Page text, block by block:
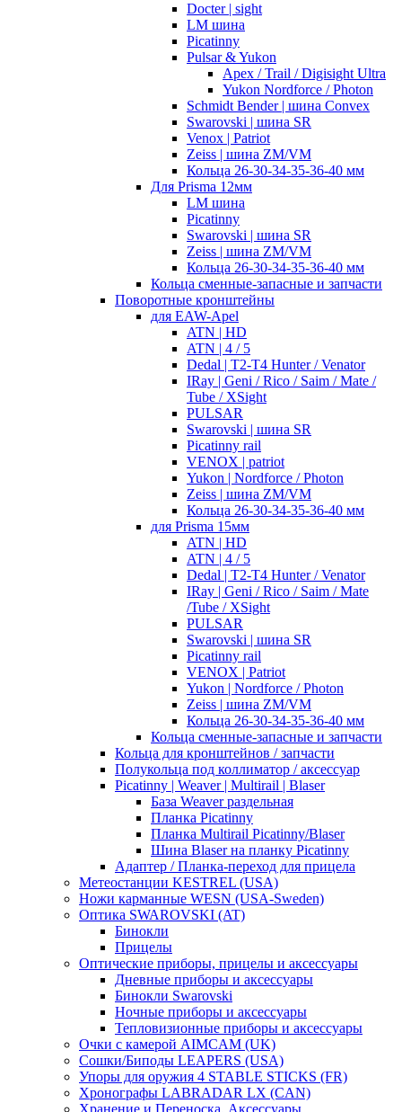
Docter | sight
LM шина
Picatinny
Pulsar & Yukon
Apex / Trail / Digisight Ultra
Yukon Nordforce / Photon
Schmidt Bender | шина Convex
Swarovski | шина SR
Venox | Patriot
Zeiss | шина ZM/VM
Кольца 26-30-34-35-36-40 мм
Для Prisma 12мм
LM шина
Picatinny
Swarovski | шина SR
Zeiss | шина ZM/VM
Кольца 26-30-34-35-36-40 мм
Кольца сменные-запасные и запчасти
Поворотные кронштейны
для EAW-Apel
ATN | HD
ATN | 4 / 5
Dedal | T2-T4 Hunter / Venator
IRay | Geni / Rico / Saim / Mate /
Tube / XSight
PULSAR
Swarovski | шина SR
Picatinny rail
VENOX | patriot
Yukon | Nordforce / Photon
Zeiss | шина ZM/VM
Кольца 26-30-34-35-36-40 мм
для Prisma 15мм
ATN | HD
ATN | 4 / 5
Dedal | T2-T4 Hunter / Venator
IRay | Geni / Rico / Saim / Mate
/Tube / XSight
PULSAR
Swarovski | шина SR
Picatinny rail
VENOX | Patriot
Yukon | Nordforce / Photon
Zeiss | шина ZM/VM
Кольца 26-30-34-35-36-40 мм
Кольца сменные-запасные и запчасти
Кольца для кронштейнов / запчасти
Полукольца под коллиматор / аксессуар
Picatinny | Weaver | Multirail | Blaser
База Weaver раздельная
Планка Picatinny
Планка Multirail Picatinny/Blaser
Шина Blaser на планку Picatinny
Адаптер / Планка-переход для прицела
Метеостанции KESTREL (USA)
Ножи карманные WESN (USA-Sweden)
Оптика SWAROVSKI (AT)
Бинокли
Прицелы
Оптические приборы, прицелы и аксессуары
Дневные приборы и аксессуары
Бинокли Swarovski
Ночные приборы и аксессуары
Тепловизионные приборы и аксессуары
Очки с камерой AIMCAM (UK)
Сошки/Биподы LEAPERS (USA)
Упоры для оружия 4 STABLE STICKS (FR)
Хронографы LABRADAR LX (CAN)
Хранение и Переноска, Аксессуары